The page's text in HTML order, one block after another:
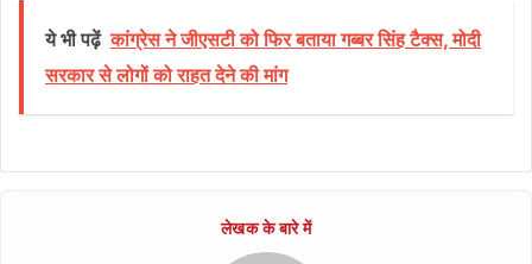
ये भी पढ़ें कांग्रेस ने जीएसटी को फिर बताया गब्बर सिंह टैक्स, मोदी
सरकार से लोगों को राहत देने की मांग